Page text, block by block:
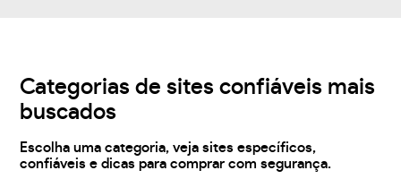
Categorias de sites confiáveis mais
buscados
Escolha uma categoria, veja sites específicos,
confiáveis e dicas para comprar com segurança.